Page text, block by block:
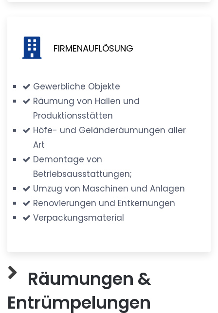
FIRMENAUFLÖSUNG
Gewerbliche Objekte
Räumung von Hallen und
Produktionsstätten
Höfe- und Geländeräumungen aller
Art
Demontage von
Betriebsausstattungen;
Umzug von Maschinen und Anlagen
Renovierungen und Entkernungen
Verpackungsmaterial
Räumungen &
Entrümpelungen